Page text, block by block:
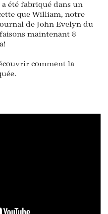
été fabriqué dans un
que William, notre
de John Evelyn du
maintenant 8
comment la